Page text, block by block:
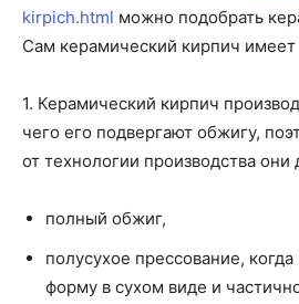
kirpich.html можно подобрать
Сам керамический кирпич имеет
1. Керамический кирпич
чего его подвергают обжигу,
от технологии производства они
полный обжиг,
полусухое прессование,
форму в сухом виде и